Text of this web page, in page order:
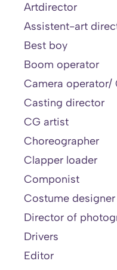
Artdirector
Assistent-art
Best boy
Boom operator
Camera operator/
Casting director
CG artist
Choreographer
Clapper loader
Componist
Costume designer
Director of
Drivers
Editor